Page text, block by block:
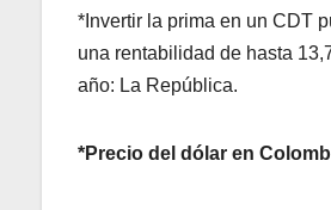
*Invertir la prima en un CDT
una rentabilidad de hasta
año: La República.
*Precio del dólar en